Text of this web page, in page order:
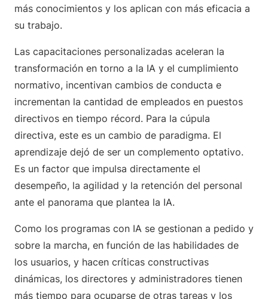
más conocimientos y los aplican con más eficacia a
su trabajo.
Las capacitaciones personalizadas aceleran la
transformación en torno a la IA y el cumplimiento
normativo, incentivan cambios de conducta e
incrementan la cantidad de empleados en puestos
directivos en tiempo récord. Para la cúpula
directiva, este es un cambio de paradigma. El
aprendizaje dejó de ser un complemento optativo.
Es un factor que impulsa directamente el
desempeño, la agilidad y la retención del personal
ante el panorama que plantea la IA.
Como los programas con IA se gestionan a pedido y
sobre la marcha, en función de las habilidades de
los usuarios, y hacen críticas constructivas
dinámicas, los directores y administradores tienen
más tiempo para ocuparse de otras tareas y los